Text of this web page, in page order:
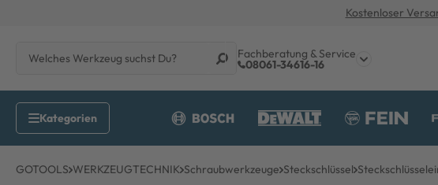
Kostenloser
Fachberatung & Service
08061-34616-16
GOTOOLS WERKZEUGTECHNIK Schraubwerkzeuge Steckschlüssel